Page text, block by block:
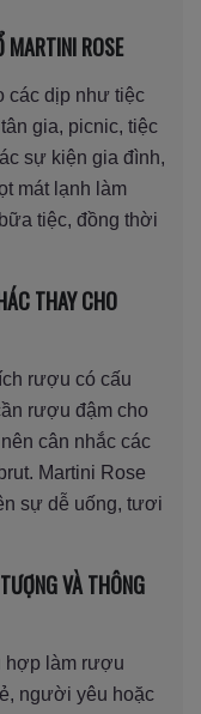
MARTINI ROSE
các dịp như tiệc
gia, picnic, tiệc
sự kiện gia đình,
mát lạnh làm
tiệc, đồng thời
THAY CHO
rượu có cấu
rượu đậm cho
cân nhắc các
Martini Rose
sự dễ uống, tươi
VÀ THÔNG
hợp làm rượu
người yêu hoặc